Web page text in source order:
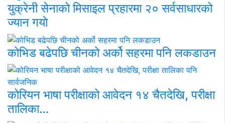
युक्रेनी सेनाको मिसाइल प्रहारमा २० सर्वसाधारको
ज्यान गयाे
कोभिड बढेपछि चीनको अर्को सहरमा पनि लकडाउन
कोरियन भाषा परीक्षाको आवेदन १४ चैतदेखि, परीक्षा
तालिका…